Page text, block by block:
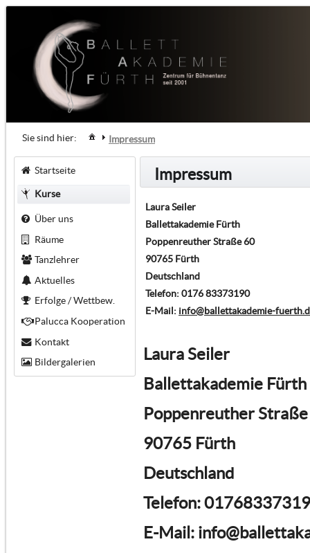
Sie sind hier: Impressum
Startseite
Kurse
Über uns
Räume
Tanzlehrer
Aktuelles
Erfolge / Wettbew.
Palucca Kooperation
Kontakt
Bildergalerien
Impressum
Laura Seiler
Ballettakademie Fürth
Poppenreuther Straße 60
90765 Fürth
Deutschland
Telefon: 0176 83373190
E-Mail: info@ballettakademie-
Laura Seiler
Ballettakademie Fürth
Poppenreuther
90765 Fürth
Deutschland
Telefon:
E-Mail: